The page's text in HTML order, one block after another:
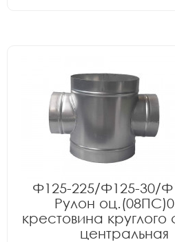
Ф125-225/Ф125-30/
Рулон
крестовина круглого
центральная